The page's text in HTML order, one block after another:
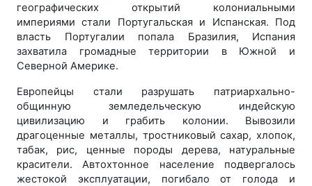
географических открытий колониальными
империями стали Португальская и Испанская. Под
власть Португалии попала Бразилия, Испания
захватила громадные территории в Южной и
Северной Америке.
Европейцы стали разрушать патриархально-
общинную земледельческую индейскую
цивилизацию и грабить колонии. Вывозили
драгоценные металлы, тростниковый сахар, хлопок,
табак, рис, ценные породы дерева, натуральные
красители. Автохтонное население подвергалось
жестокой эксплуатации, погибало от голода и